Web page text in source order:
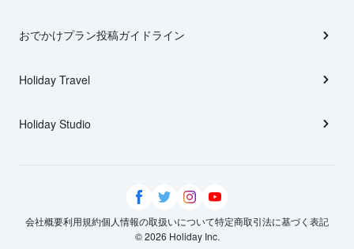
おでかけプラン投稿ガイドライン
Holiday Travel
Holiday Studio
会社概要利用規約個人情報の取扱いについて特定商取引法に基づく表記
© 2026 Holiday Inc.